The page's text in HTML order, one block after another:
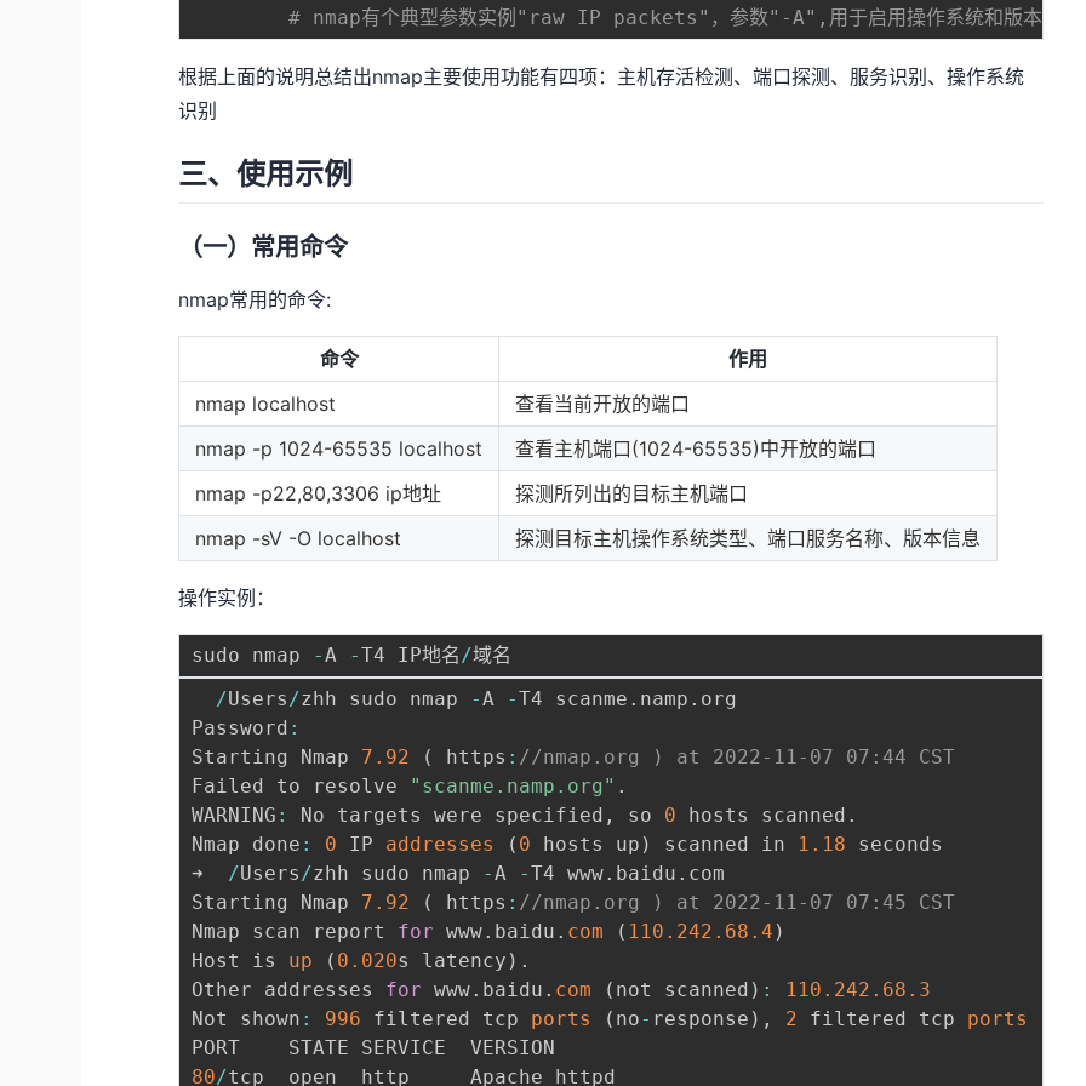
# nmap有个典型参数实例"raw IP packets"，参数"-A",用于启用操作系统和版本检
根据上面的说明总结出nmap主要使用功能有四项：主机存活检测、端口探测、服务识别、操作系统
识别
三、使用示例
（一）常用命令
nmap常用的命令:
命令
作用
nmap localhost
查看当前开放的端口
nmap -p 1024-65535 localhost
查看主机端口(1024-65535)中开放的端口
nmap -p22,80,3306 ip地址
探测所列出的目标主机端口
nmap -sV -O localhost
探测目标主机操作系统类型、端口服务名称、版本信息
操作实例：
sudo nmap -A -T4 IP地名 /
/Users /zhh sudo nmap -A -T4 scanme . namp . org
Password :
Starting Nmap 7.92 ( https : //nmap.org ) at 2022-11-07 07:44 CST
Failed to resolve "scanme.namp.org" .
WARNING : No targets were specified , so 0 hosts scanned .
Nmap done : 0 IP addresses ( 0 hosts up ) scanned in 1.18 seconds
➜ /Users /zhh sudo nmap -A -T4 www. baidu . com
Starting Nmap 7.92 ( https : //nmap.org ) at 2022-11-07 07:45 CST
Nmap scan report for www. baidu . com ( 110.242 .68 .4 )
Host is up ( 0.020s latency ) .
Other addresses for www. baidu . com ( not scanned ) : 110.242 .68 .3
Not shown : 996 filtered tcp ports ( no- response ) , 2 filtered tcp ports
80/